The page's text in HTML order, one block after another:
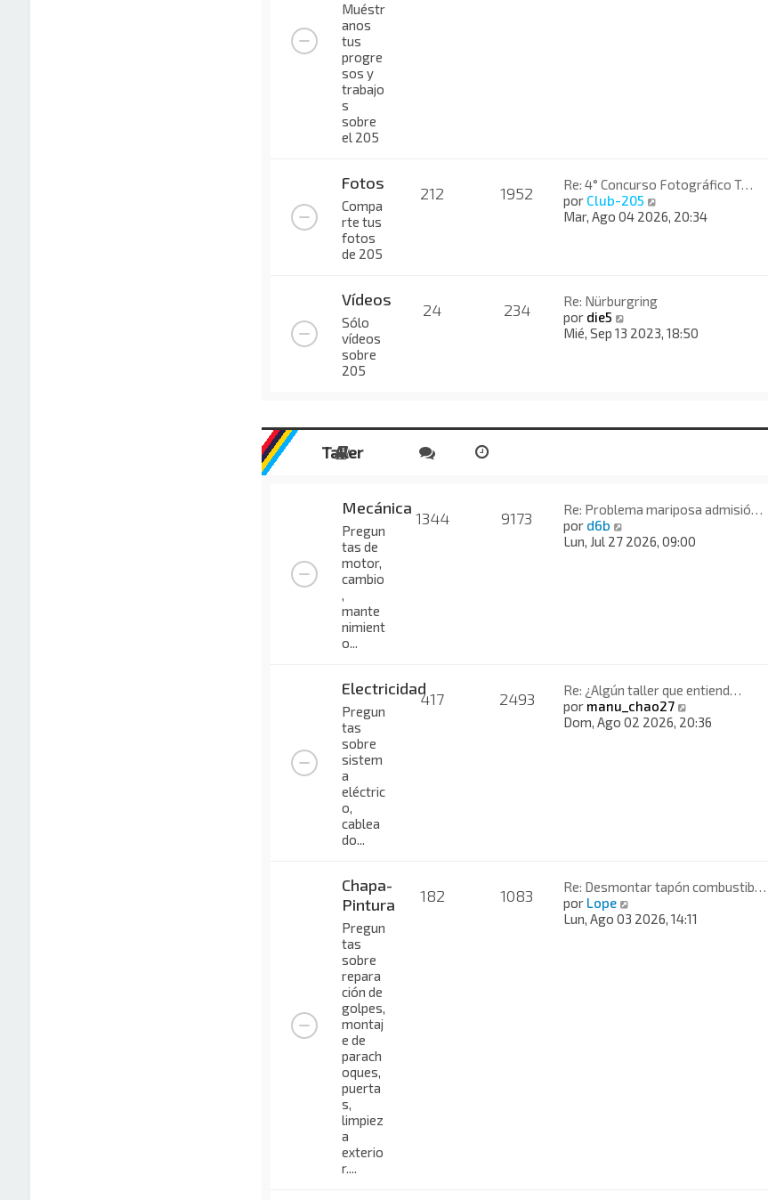
Muéstr
anos
tus
progre
sos y
trabajo
s
sobre
el 205
j
e
Fotos
Compa
rte tus
fotos
de 205
212 1952
Re: 4° Concurso Fotográfico T…
por Club-205
e
o
m
j
Mar, Ago 04 2026, 20:34
Vídeos
Sólo
vídeos
sobre
205
24 234
Re: Nürburgring
por die5
e
m
s
j
Mié, Sep 13 2023, 18:50
Taller
Mecánica
Pregun
tas de
motor,
cambio
,
mante
nimient
o...
1344 9173
Re: Problema mariposa admisió…
por d6b
e
e
n
s
a
Lun, Jul 27 2026, 09:00
Electricidad
Pregun
tas
sobre
sistem
a
eléctric
o,
cablea
do...
417 2493
Re: ¿Algún taller que entiend…
por manu_chao27
e
n
s
a
j
Dom, Ago 02 2026, 20:36
Chapa-
Pintura
Pregun
tas
sobre
repara
ción de
golpes,
montaj
e de
parach
oques,
puerta
s,
limpiez
a
exterio
r....
182 1083
Re: Desmontar tapón combustib…
por Lope
e
Lun, Ago 03 2026, 14:11